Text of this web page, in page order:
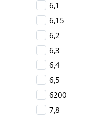
6,1
6,15
6,2
6,3
6,4
6,5
6200
7,8